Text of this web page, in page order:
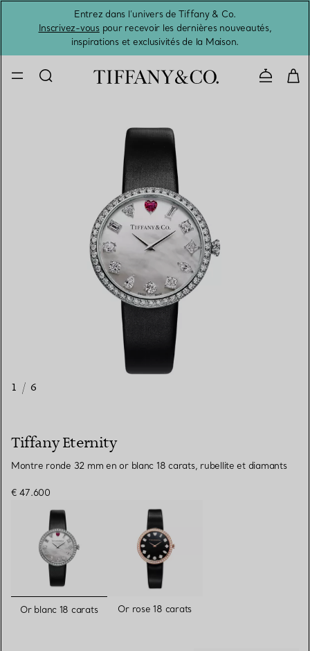
Entrez dans l’univers de Tiffany & Co.
Inscrivez-vouspour recevoir les dernières nouveautés,
inspirations et exclusivités de la Maison.
1 / 6
Tiffany Eternity
Montre ronde 32 mm en or blanc 18 carats, rubellite et diamants
€ 47.600
sélectionnés
Or blanc 18 carats Or rose 18 carats